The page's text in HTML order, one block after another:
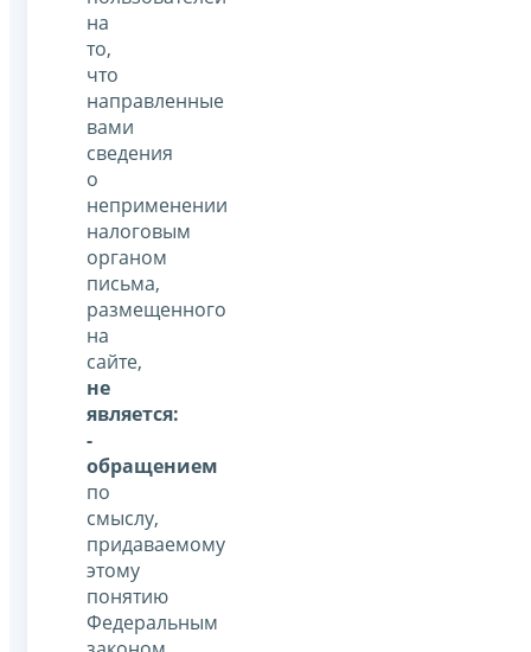
на
то,
что
направленные
вами
сведения
о
неприменении
налоговым
органом
письма,
размещенного
на
сайте,
не
является:
-
обращением
по
смыслу,
придаваемому
этому
понятию
Федеральным